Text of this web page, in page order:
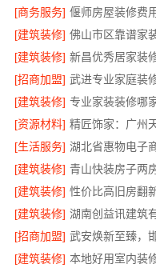
[商务服务] 偃师房屋装修费
[建筑装修] 佛山市区靠谱家
[建筑装修]
[招商加盟]
[建筑装修]
[资源材料] 精匠饰家：广州
[生活服务]
[建筑装修] 青山快装房子两
[建筑装修]
[建筑装修] 湖南创益讯建筑
[招商加盟] 武安焕新至臻，
[建筑装修]